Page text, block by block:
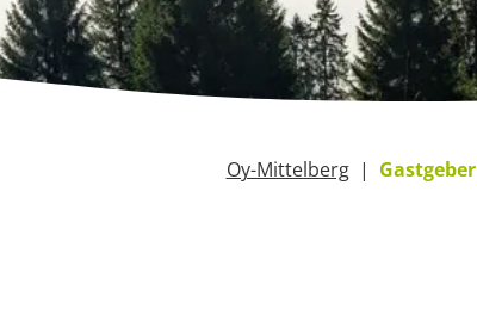
Oy-Mittelberg
Gastgeber